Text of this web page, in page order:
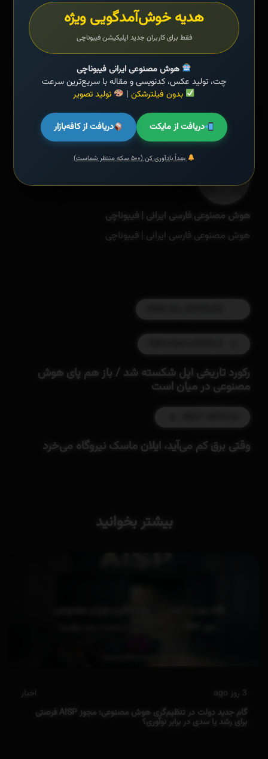
Tags:
اخبار هوش مصنوعی
گوگل
مارک زاکربرگ
هوش مصنوعی
SHARE ON
هوش مصنوعی فارسی ایرانی | فیبوناچی
هوش مصنوعی فارسی ایرانی | فیبوناچی
رکورد تاریخی اپل شکسته شد / باز هم پای هوش
مصنوعی در میان است
وقتی برق کم می‌آید، ایلان ماسک نیروگاه می‌خرد
بیشتر بخوانید
3 روز ago
اخبار
گام جدید دولت در تنظیم‌گری هوش مصنوعی؛ مجوز AISP فرصتی
برای رشد یا سدی در برابر نوآوری؟
هدیه خوش‌آمدگویی ویژه
فقط برای کاربران جدید اپلیکیشن فیبوناچی
هوش مصنوعی ایرانی فیبوناچی
چت، تولید عکس، کدنویسی و مقاله با سریع‌ترین سرعت
بدون فیلترشکن | تولید تصویر
دریافت از مایکت دریافت از کافه‌بازار
بعداً یادآوری کن (۵۰۰ سکه منتظر شماست)